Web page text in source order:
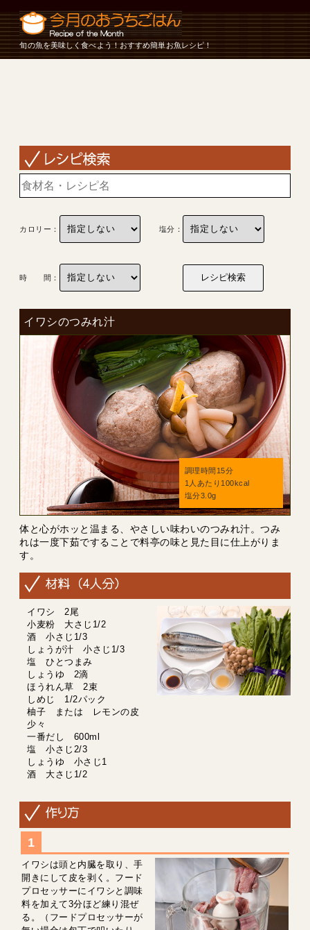
旬の魚を美味しく食べよう！おすすめ簡単お魚レシピ！
カロリー： 塩分：
時 間：
イワシのつみれ汁
調理時間15分
1人あたり100kcal
塩分3.0g
体と心がホッと温まる、やさしい味わいのつみれ汁。つみ
れは一度下茹ですることで料亭の味と見た目に仕上がりま
す。
イワシ 2尾
小麦粉 大さじ1/2
酒 小さじ1/3
しょうが汁 小さじ1/3
塩 ひとつまみ
しょうゆ 2滴
ほうれん草 2束
しめじ 1/2パック
柚子 または レモンの皮
少々
一番だし 600ml
塩 小さじ2/3
しょうゆ 小さじ1
酒 大さじ1/2
イワシは頭と内臓を取り、手
開きにして皮を剥く。フード
プロセッサーにイワシと調味
料を加えて3分ほど練り混ぜ
る。（フードプロセッサーが